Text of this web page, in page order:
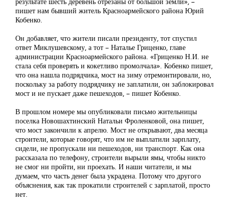
пишет нам бывший житель Красноармейского района Юрий
Кобенко.
Он добавляет, что жители писали президенту, тот спустил
ответ Миклушевскому, а тот – Наталье Гриценко, главе
администрации Красноармейского района. «Гриценко Н.И. не
стала себя проверять и кокетливо промолчала». Кобенко пишет,
что она нашла подрядчика, мост на зиму отремонтировали, но,
поскольку за работу подрядчику не заплатили, он заблокировал
мост и не пускает даже пешеходов, – пишет Кобенко.
В прошлом номере мы опубликовали письмо жительницы
поселка Новошахтинский Натальи Фроленковой, она пишет,
что мост закончили к апрелю. Мост не открывают, два месяца
строители, которые говорят, что им не выплатили зарплату,
сидели, не пропускали ни пешеходов, ни транспорт. Как она
рассказала по телефону, строители вырыли ямы, чтобы никто
не смог ни пройти, ни проехать. И наши читатели, и мы
думаем, что часть денег была украдена. Потому что другого
объяснения, как так прокатили строителей с зарплатой, просто
нет.